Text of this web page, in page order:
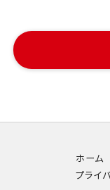
ホーム
プライ